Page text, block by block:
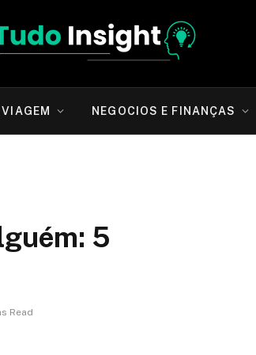
VIAGEM NEGOCIOS E FINANÇAS
5
Read